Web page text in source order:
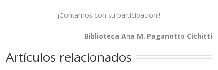
¡Contamos con su participación!!
Biblioteca Ana M. Paganotto Cichitti
Artículos relacionados